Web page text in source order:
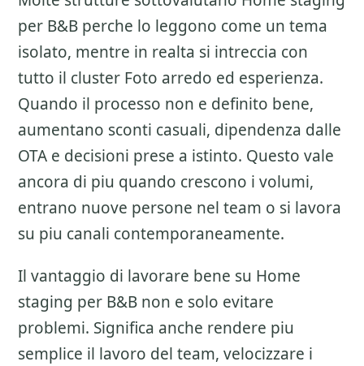
per B&B perche lo leggono come un tema
isolato, mentre in realta si intreccia con
tutto il cluster Foto arredo ed esperienza.
Quando il processo non e definito bene,
aumentano sconti casuali, dipendenza dalle
OTA e decisioni prese a istinto. Questo vale
ancora di piu quando crescono i volumi,
entrano nuove persone nel team o si lavora
su piu canali contemporaneamente.
Il vantaggio di lavorare bene su Home
staging per B&B non e solo evitare
problemi. Significa anche rendere piu
semplice il lavoro del team, velocizzare i